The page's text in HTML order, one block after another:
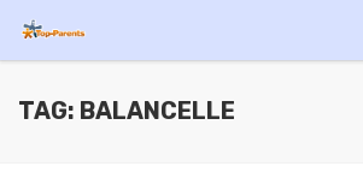
TAG: BALANCELLE